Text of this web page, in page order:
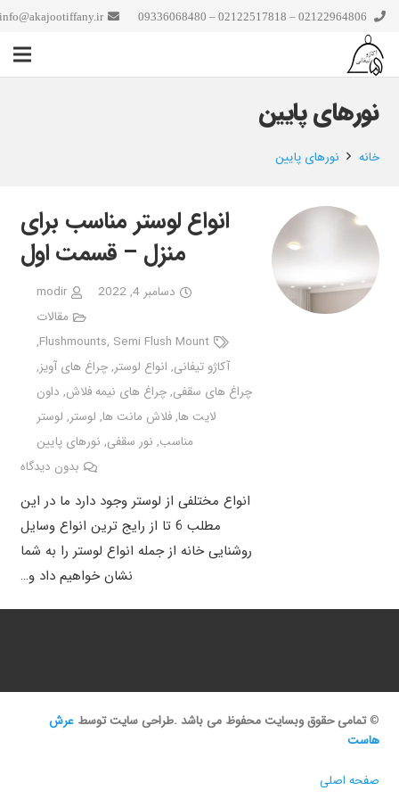
نورهای پایین
خانه نورهای پایین
انواع لوستر مناسب برای
منزل – قسمت اول
دسامبر 4, 2022
modir
مقالات
Flushmounts, Semi Flush Mount
,
آکاژو تیفانی, انواع لوستر,چراغ های آویز,
چراغ های سقفی,چراغ های نیمه فلاش, داون
لایت ها,فلاش مانت ها, لوستر, لوستر
مناسب, نور سقفی, نورهای پایین
بدون دیدگاه
انواع مختلفی از لوستر وجود دارد ما در این
مطلب 6 تا از رایج ترین انواع وسایل
روشنایی خانه از جمله انواع لوستر را به شما
نشان خواهیم داد و…
©تمامی حقوق وبسایت محفوظ می باشد .طراحی سایت توسطعرش
هاست
صفحه اصلی